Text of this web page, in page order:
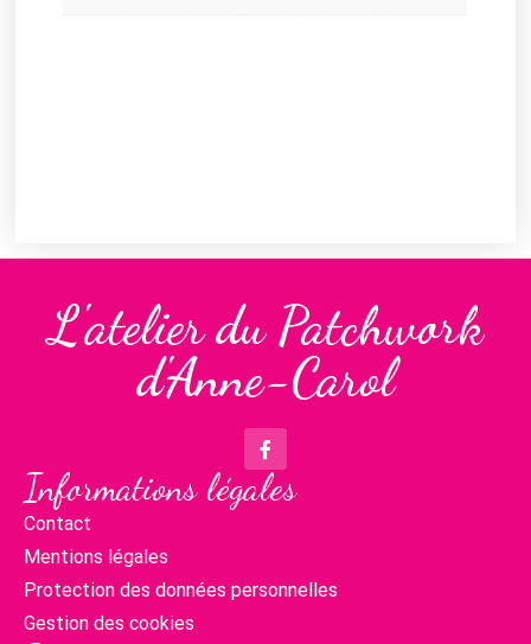
L'atelier du Patchwork
d'Anne-Carol
Informations légales
Contact
Mentions légales
Protection des données personnelles
Gestion des cookies